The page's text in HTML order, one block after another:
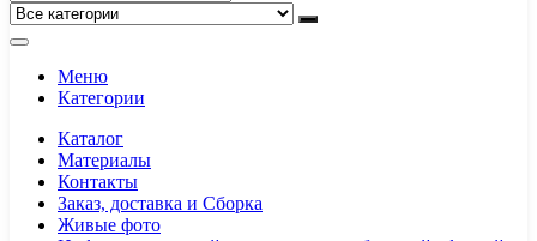
Меню
Категории
Каталог
Материалы
Контакты
Заказ, доставка и Сборка
Живые фото